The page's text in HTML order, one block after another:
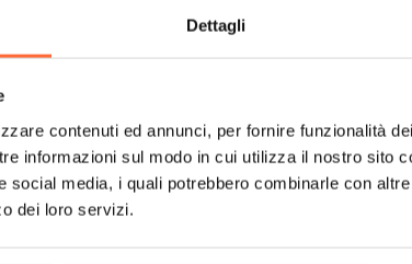
Dettagli
contenuti ed annunci, per fornire funzionalità
informazioni sul modo in cui utilizza il nostro sito
social media, i quali potrebbero combinarle con
dei loro servizi.